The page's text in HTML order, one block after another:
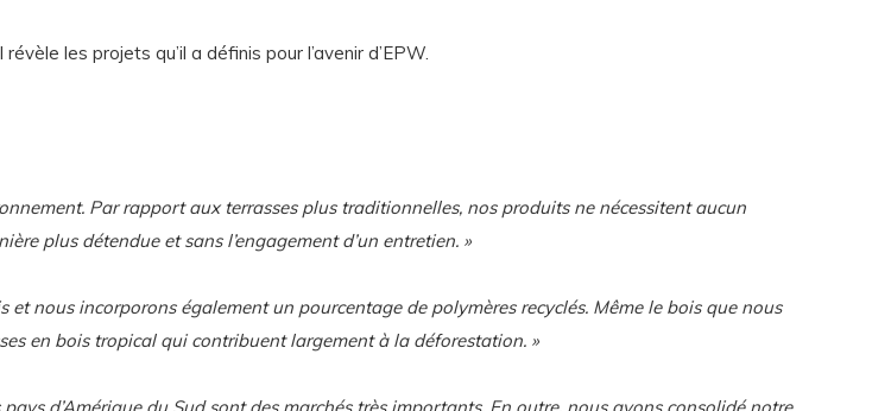
les projets qu’il a définis pour l’avenir d’EPW.
Par rapport aux terrasses plus traditionnelles, nos produits ne nécessitent aucun
plus détendue et sans l’engagement d’un entretien. »
nous incorporons également un pourcentage de polymères recyclés. Même le bois que nous
en bois tropical qui contribuent largement à la déforestation. »